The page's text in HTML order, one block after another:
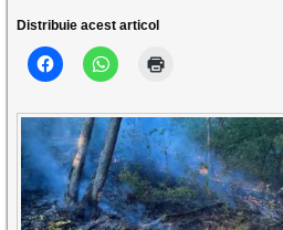
Distribuie acest articol